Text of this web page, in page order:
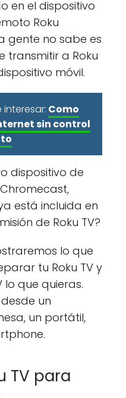
en el dispositivo
Roku
gente no sabe es
transmitir a Roku
móvil.
Como
sin control
dispositivo de
está incluida en
de Roku TV?
lo que
tu Roku TV y
lo que quieras.
un
un portátil,
TV para